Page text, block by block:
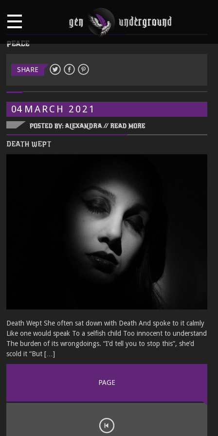
PEACE
SHARE
04 MARCH 2021
POSTED BY: ALEXANDRA // READ MORE
DEATH WEPT
Death Wept She often sat down with Death And spoke to it calmly
Like one would speak To a selfish child Too innocent to understand
The burden of its wrongdoings. “I’d tell you to stop this”, she’d
scold it “But […]
PAGE